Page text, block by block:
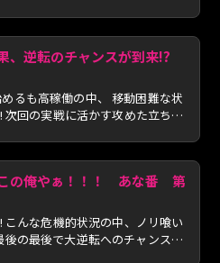
、逆転のチャンスが到来!?
るも高稼働の中、 移動困難な状
回の実戦に活かす攻めた立ち
の俺やぁ！！！ あな番 第
んな危機的状況の中、ノリ喰い
の最後で大逆転へのチャンス